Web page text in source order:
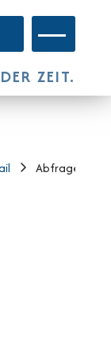
ZEIT.
Abfrage